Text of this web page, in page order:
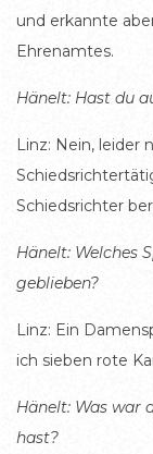
und erkannte
Ehrenamtes.
Hänelt: Hast du
Linz: Nein, leider
Schiedsrichter
Hänelt: Welches
geblieben?
Linz: Ein
ich sieben rote
Hänelt: Was war
hast?